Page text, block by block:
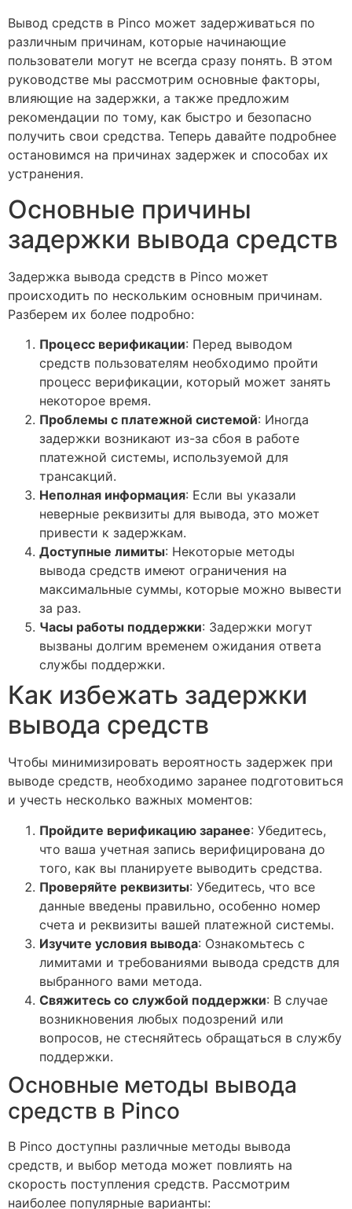
Вывод средств в Pinco может задерживаться по
различным причинам, которые начинающие
пользователи могут не всегда сразу понять. В этом
руководстве мы рассмотрим основные факторы,
влияющие на задержки, а также предложим
рекомендации по тому, как быстро и безопасно
получить свои средства. Теперь давайте подробнее
остановимся на причинах задержек и способах их
устранения.
Основные причины
задержки вывода средств
Задержка вывода средств в Pinco может
происходить по нескольким основным причинам.
Разберем их более подробно:
Процесс верификации: Перед выводом
средств пользователям необходимо пройти
процесс верификации, который может занять
некоторое время.
Проблемы с платежной системой: Иногда
задержки возникают из-за сбоя в работе
платежной системы, используемой для
трансакций.
Неполная информация: Если вы указали
неверные реквизиты для вывода, это может
привести к задержкам.
Доступные лимиты: Некоторые методы
вывода средств имеют ограничения на
максимальные суммы, которые можно вывести
за раз.
Часы работы поддержки: Задержки могут
вызваны долгим временем ожидания ответа
службы поддержки.
Как избежать задержки
вывода средств
Чтобы минимизировать вероятность задержек при
выводе средств, необходимо заранее подготовиться
и учесть несколько важных моментов:
Пройдите верификацию заранее: Убедитесь,
что ваша учетная запись верифицирована до
того, как вы планируете выводить средства.
Проверяйте реквизиты: Убедитесь, что все
данные введены правильно, особенно номер
счета и реквизиты вашей платежной системы.
Изучите условия вывода: Ознакомьтесь с
лимитами и требованиями вывода средств для
выбранного вами метода.
Свяжитесь со службой поддержки: В случае
возникновения любых подозрений или
вопросов, не стесняйтесь обращаться в службу
поддержки.
Основные методы вывода
средств в Pinco
В Pinco доступны различные методы вывода
средств, и выбор метода может повлиять на
скорость поступления средств. Рассмотрим
наиболее популярные варианты: